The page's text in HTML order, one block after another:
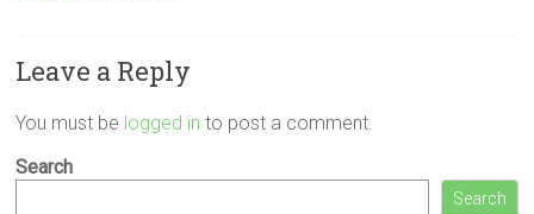
Leave a Reply
You must be logged in to post a comment.
Search
Search